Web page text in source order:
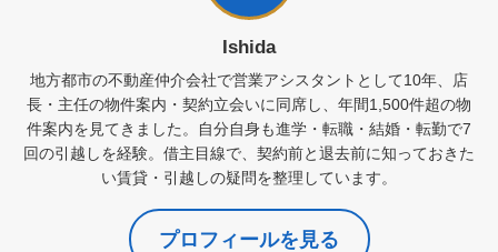
Ishida
地方都市の不動産仲介会社で営業アシスタントとして10年、店
長・主任の物件案内・契約立会いに同席し、年間1,500件超の物
件案内を見てきました。自分自身も進学・転職・結婚・転勤で7
回の引越しを経験。借主目線で、契約前と退去前に知っておきた
い賃貸・引越しの疑問を整理しています。
プロフィールを見る